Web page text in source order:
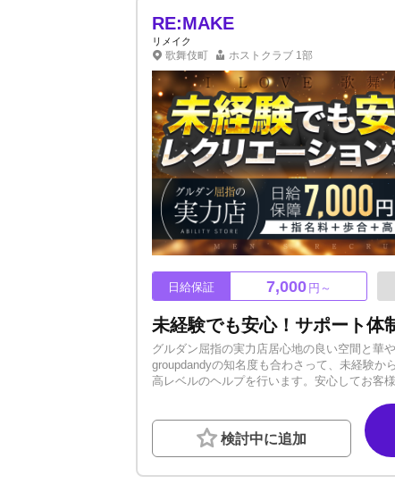
RE:MAKE
リメイク
歌舞伎町 ホストクラブ 1部
日給保証 7,000 円～
グルダン屈指の実力店居心地の良い空間と
groupdandyの知名度も合わさって、未経験か
高レベルのヘルプを行います。安心してお客
ク多数高水準の給料システムを採用！！実績
ス！女性にモテる、お客様を掴めるテクニ
出演、雑誌出演多数！テレビ局の信頼があ
トラブルなども100%解決までサポート致し
えていきます。ーーーーーーーーーー「稼ぎ
検討中に追加